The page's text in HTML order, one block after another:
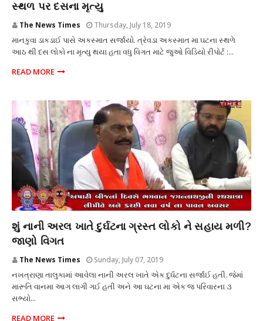
સ્થળ પર દસના મૃત્યુ
The News Times Thursday, July 18, 2019
માનકુવા ડાકડાઈ પાસે અકસ્માત સર્જાયો. ત્રેવડા અકસ્માત મા ઘટના સ્થળે
આઠ થી દસ લોકો ના મૃત્યુ થયા હતા વધુ વિગત માટે જુઓ વિડિયો રીપોર્ટ :...
READ MORE
શું નાની અરલ ખાતે દુર્ઘટના ગ્રસ્ત લોકો ને સહાય મળી?
જાણો વિગત
The News Times Sunday, July 07, 2019
નખત્રાણા તાલુકામાં આવેલા નાની અરલ ખાતે એક દુર્ઘટના સર્જાઈ હતી. જેમાં
મારૂતિ વાનમા આગ લાગી ગઈ હતી અને આ ઘટના મા એક જ પરિવારના ૩
સભ્યો...
READ MORE